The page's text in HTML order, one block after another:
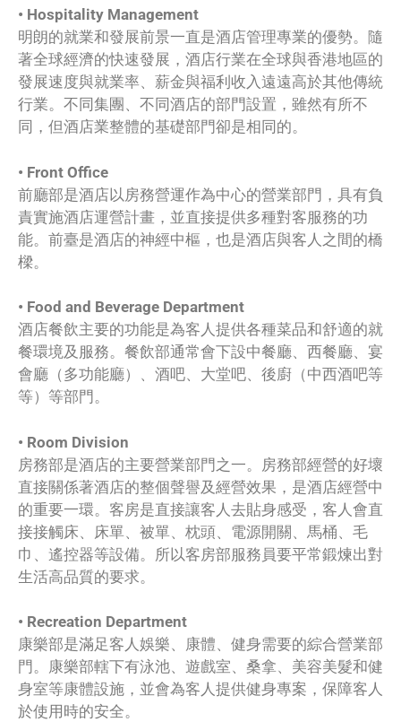
• Hospitality Management
明朗的就業和發展前景一直是酒店管理專業的優勢。隨
著全球經濟的快速發展，酒店行業在全球與香港地區的
發展速度與就業率、薪金與福利收入遠遠高於其他傳統
行業。不同集團、不同酒店的部門設置，雖然有所不
同，但酒店業整體的基礎部門卻是相同的。
• Front Office
前廳部是酒店以房務營運作為中心的營業部門，具有負
責實施酒店運營計畫，並直接提供多種對客服務的功
能。前臺是酒店的神經中樞，也是酒店與客人之間的橋
樑。
• Food and Beverage Department
酒店餐飲主要的功能是為客人提供各種菜品和舒適的就
餐環境及服務。餐飲部通常會下設中餐廳、西餐廳、宴
會廳（多功能廳）、酒吧、大堂吧、後廚（中西酒吧等
等）等部門。
• Room Division
房務部是酒店的主要營業部門之一。房務部經營的好壞
直接關係著酒店的整個聲譽及經營效果，是酒店經營中
的重要一環。客房是直接讓客人去貼身感受，客人會直
接接觸床、床單、被單、枕頭、電源開關、馬桶、毛
巾、遙控器等設備。所以客房部服務員要平常鍛煉出對
生活高品質的要求。
• Recreation Department
康樂部是滿足客人娛樂、康體、健身需要的綜合營業部
門。康樂部轄下有泳池、遊戲室、桑拿、美容美髮和健
身室等康體設施，並會為客人提供健身專案，保障客人
於使用時的安全。